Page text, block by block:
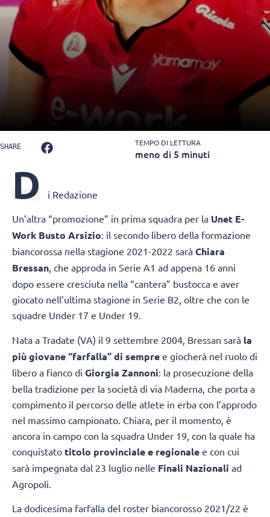
SHARE TEMPO DI LETTURA
meno di 5 minuti
D i Redazione
Un’altra “promozione” in prima squadra per la Unet E-
Work Busto Arsizio: il secondo libero della formazione
biancorossa nella stagione 2021-2022 sarà Chiara
Bressan, che approda in Serie A1 ad appena 16 anni
dopo essere cresciuta nella “cantera” bustocca e aver
giocato nell’ultima stagione in Serie B2, oltre che con le
squadre Under 17 e Under 19.
Nata a Tradate (VA) il 9 settembre 2004, Bressan sarà la
più giovane “farfalla” di sempre e giocherà nel ruolo di
libero a fianco di Giorgia Zannoni: la prosecuzione della
bella tradizione per la società di via Maderna, che porta a
compimento il percorso delle atlete in erba con l’approdo
nel massimo campionato. Chiara, per il momento, è
ancora in campo con la squadra Under 19, con la quale ha
conquistato titolo provinciale e regionale e con cui
sarà impegnata dal 23 luglio nelle Finali Nazionali ad
Agropoli.
La dodicesima farfalla del roster biancorosso 2021/22 è